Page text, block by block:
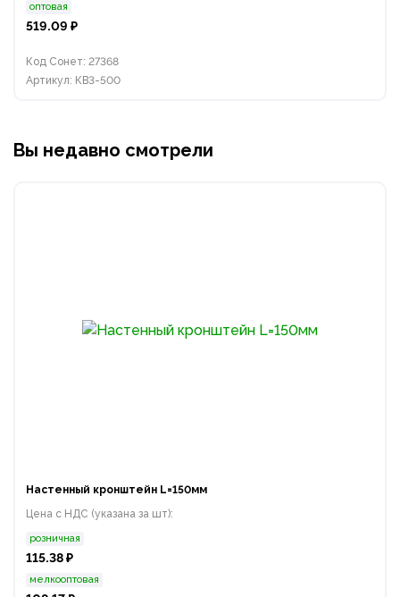
оптовая
519.09 ₽
Код Сонет: 27368
Артикул: КВ3-500
Вы недавно смотрели
Настенный кронштейн L=150мм
Цена с НДС (указана за шт):
розничная
115.38 ₽
мелкооптовая